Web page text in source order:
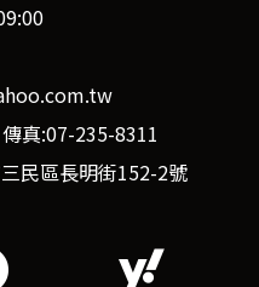
真:07-235-8311
民區長明街152-2號